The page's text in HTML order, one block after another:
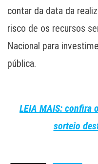
contar da data da
risco de os recursos
Nacional para
pública.
LEIA MAIS: confira
sorteio